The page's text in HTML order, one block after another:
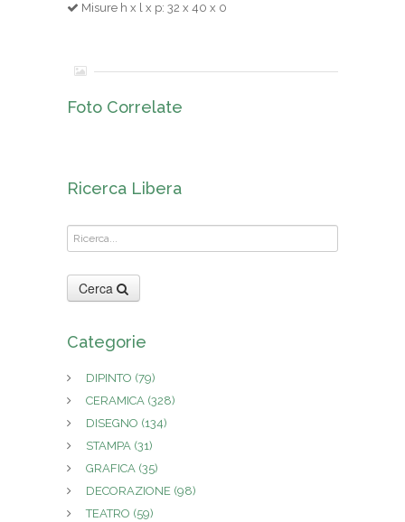
Misure h x l x p: 32 x 40 x 0
Foto Correlate
Ricerca Libera
Cerca
Categorie
DIPINTO (79)
CERAMICA (328)
DISEGNO (134)
STAMPA (31)
GRAFICA (35)
DECORAZIONE (98)
TEATRO (59)